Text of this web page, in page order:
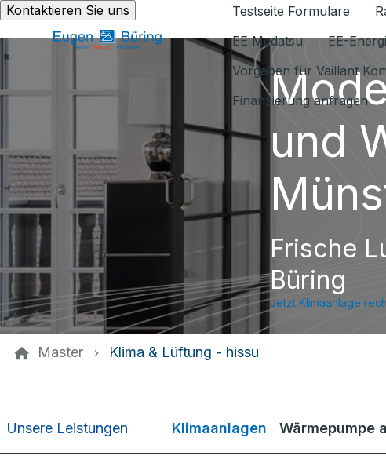
Kontaktieren Sie uns Testseite Formulare
EE Medatsu
EE-
Vorgaben für Vaillant
Finanzierung anfragen
und
Frische
Büring
Jetzt Klimaanlage
Master Klima & Lüftung - hissu
Unsere Leistungen Klimaanlagen Wärmepumpe